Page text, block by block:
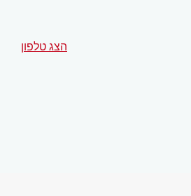
הצג טלפון